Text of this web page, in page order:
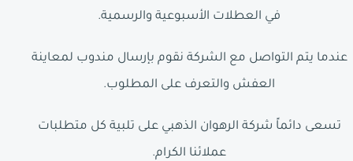
في العطلات الأسبوعية والرسمية.
عندما يتم التواصل مع الشركة نقوم بإرسال مندوب لمعاينة
العفش والتعرف على المطلوب.
تسعى دائماً شركة الرهوان الذهبي على تلبية كل متطلبات
عملائنا الكرام.